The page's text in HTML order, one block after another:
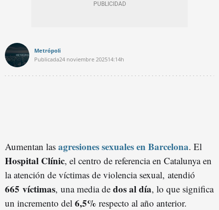
Metrópoli
Publicada24 noviembre 202514:14h
Aumentan las agresiones sexuales en Barcelona. El
Hospital Clínic, el centro de referencia en Catalunya en
la atención de víctimas de violencia sexual, atendió
665 víctimas, una media de dosal día, lo que significa
un incremento del 6,5% respecto al año anterior.